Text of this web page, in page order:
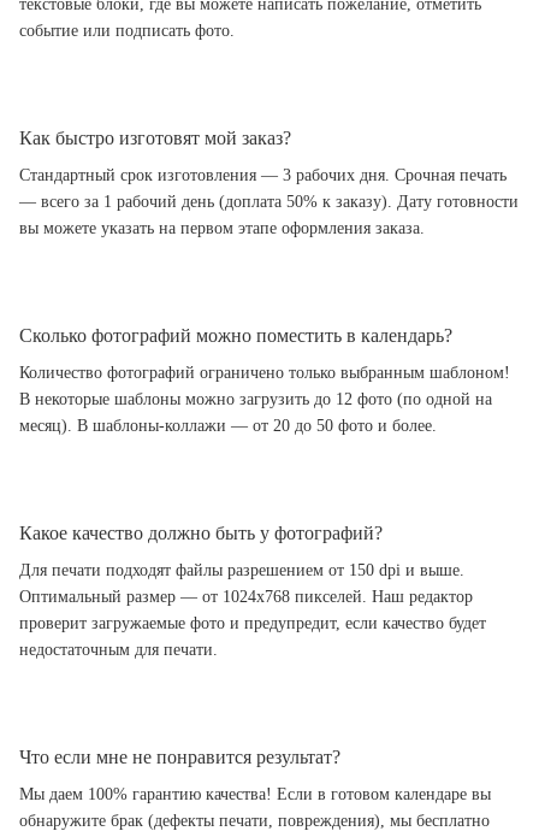
текстовые блоки, где вы можете написать пожелание, отметить
событие или подписать фото.
Как быстро изготовят мой заказ?
Стандартный срок изготовления — 3 рабочих дня. Срочная печать
— всего за 1 рабочий день (доплата 50% к заказу). Дату готовности
вы можете указать на первом этапе оформления заказа.
Сколько фотографий можно поместить в календарь?
Количество фотографий ограничено только выбранным шаблоном!
В некоторые шаблоны можно загрузить до 12 фото (по одной на
месяц). В шаблоны-коллажи — от 20 до 50 фото и более.
Какое качество должно быть у фотографий?
Для печати подходят файлы разрешением от 150 dpi и выше.
Оптимальный размер — от 1024x768 пикселей. Наш редактор
проверит загружаемые фото и предупредит, если качество будет
недостаточным для печати.
Что если мне не понравится результат?
Мы даем 100% гарантию качества! Если в готовом календаре вы
обнаружите брак (дефекты печати, повреждения), мы бесплатно